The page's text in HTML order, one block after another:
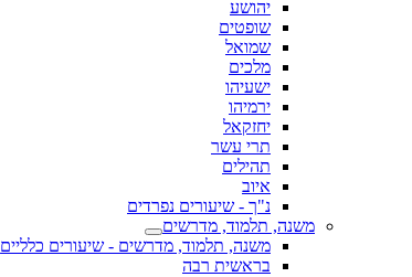
יהושע
שופטים
שמואל
מלכים
ישעיהו
ירמיהו
יחזקאל
תרי עשר
תהילים
איוב
נ"ך - שיעורים נפרדים
משנה, תלמוד, מדרשים
משנה, תלמוד, מדרשים - שיעורים כלליים
בראשית רבה